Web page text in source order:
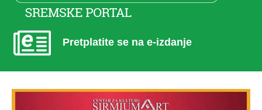
Pretplatite se na e-izdanje